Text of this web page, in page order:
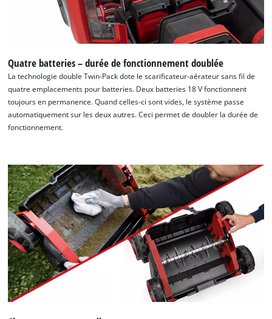
Quatre batteries – durée de fonctionnement doublée
La technologie double Twin-Pack dote le scarificateur-aérateur sans fil de
quatre emplacements pour batteries. Deux batteries 18 V fonctionnent
toujours en permanence. Quand celles-ci sont vides, le système passe
automatiquement sur les deux autres. Ceci permet de doubler la durée de
fonctionnement.